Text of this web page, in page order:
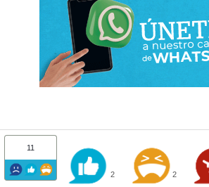
11
2 2